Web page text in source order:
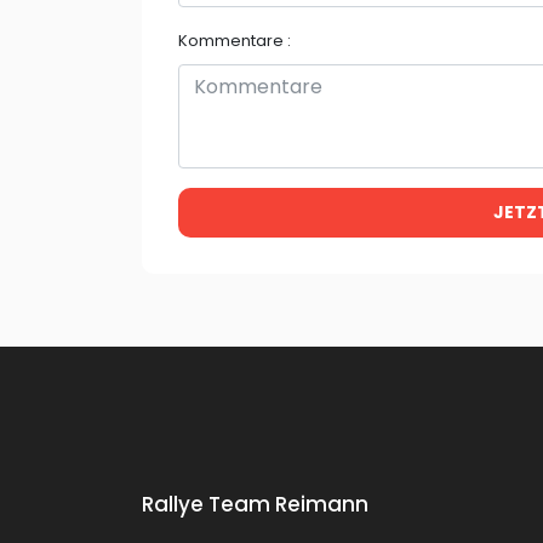
Kommentare :
Rallye Team Reimann